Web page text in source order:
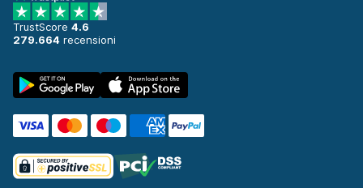
TrustScore 4.6
279.664 recensioni